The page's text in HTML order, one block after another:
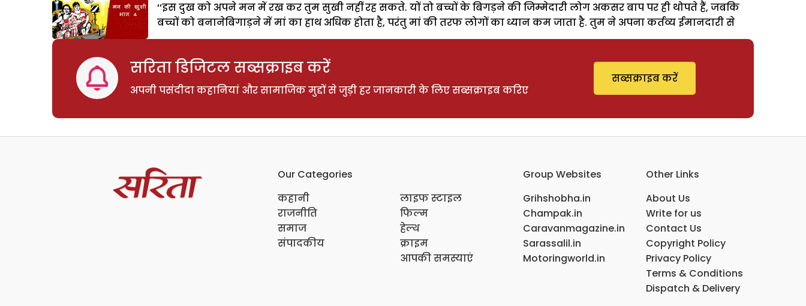
‘‘इस दुख को अपने मन में रख कर तुम सुखी नहीं रह सकते. यों तो बच्चों के बिगड़ने की जिम्मेदारी लोग अकसर बाप पर ही थोपते हैं, जबकि
बच्चों को बनानेबिगाड़ने में मां का हाथ अधिक होता है, परंतु मां की तरफ लोगों का ध्यान कम जाता है. तुम ने अपना कर्तव्य ईमानदारी से
सरिता डिजिटल सब्सक्राइब करें
अपनी पसंदीदा कहानियां और सामाजिक मुद्दों से जुड़ी हर जानकारी के लिए सब्सक्राइब करिए
सब्सक्राइब करें
Our Categories
कहानी
राजनीति
समाज
संपादकीय
लाइफ स्टाइल
फिल्म
हेल्थ
क्राइम
आपकी समस्याएं
Group Websites
Grihshobha.in
Champak.in
Caravanmagazine.in
Sarassalil.in
Motoringworld.in
Other Links
About Us
Write for us
Contact Us
Copyright Policy
Privacy Policy
Terms & Conditions
Dispatch & Delivery